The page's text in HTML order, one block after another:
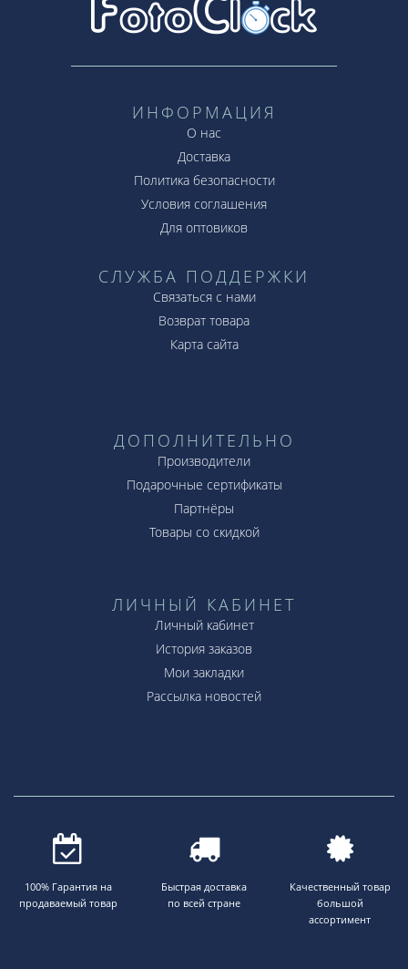
ИНФОРМАЦИЯ
О нас
Доставка
Политика безопасности
Условия соглашения
Для оптовиков
СЛУЖБА ПОДДЕРЖКИ
Связаться с нами
Возврат товара
Карта сайта
ДОПОЛНИТЕЛЬНО
Производители
Подарочные сертификаты
Партнёры
Товары со скидкой
ЛИЧНЫЙ КАБИНЕТ
Личный кабинет
История заказов
Мои закладки
Рассылка новостей
100% Гарантия на
продаваемый товар
Быстрая доставка
по всей стране
Качественный товар
большой
ассортимент